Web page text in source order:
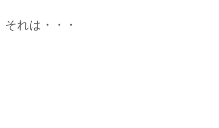
それは・・・